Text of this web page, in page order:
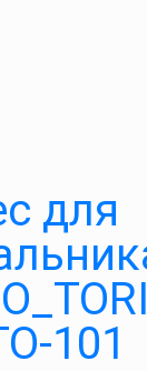
для
101